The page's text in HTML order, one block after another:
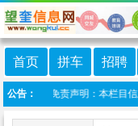
首页 拼车 招聘
公告：
信息港 免责声明：本栏目信